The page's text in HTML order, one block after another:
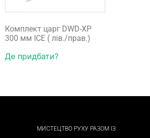
Комплект царг DWD-XP
300 мм ICE ( лів./прав.)
Де придбати?
МИСТЕЦТВО РУХУ РАЗОМ ІЗ